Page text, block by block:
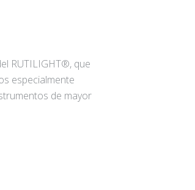
RUTILIGHT®, que
especialmente
de mayor